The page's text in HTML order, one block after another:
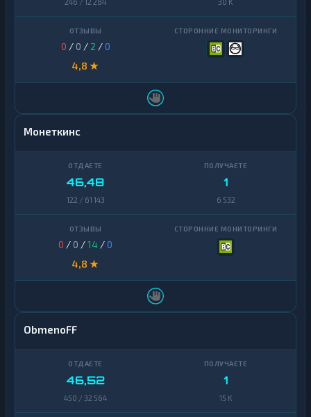
0 / 0 / 2 /0
4,8 ★
Монеткинс
46,48
122 / 61 143
1
6 532
0 / 0 /14 /0
4,8 ★
ObmenoFF
46,52
450 / 32 564
1
15 K